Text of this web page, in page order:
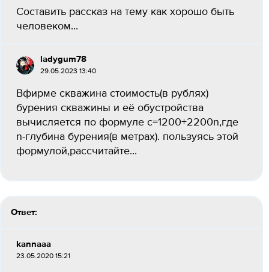
Составить рассказ на тему как хорошо быть
человеком...
ladygum78
29.05.2023 13:40
Вфирме скважина стоимость(в рублях)
бурения скважины и её обустройства
вычисляется по формуле c=1200+2200n,где
n-глубина бурения(в метрах). пользуясь этой
формулой,рассчитайте...
Ответ:
kannaaa
23.05.2020 15:21